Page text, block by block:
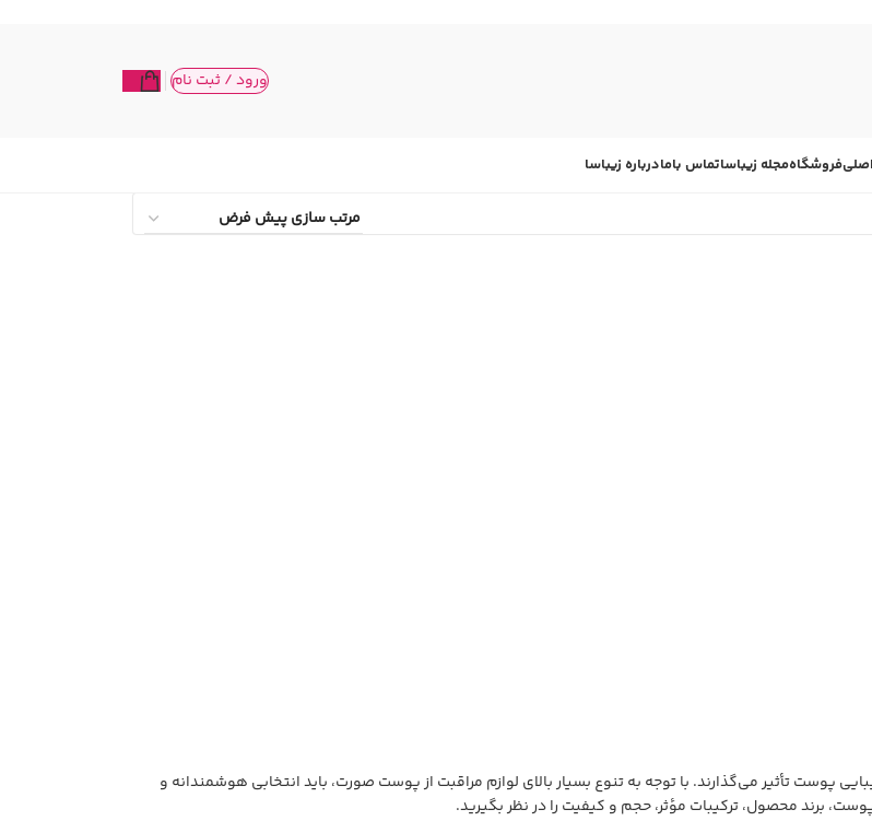
ورود / ثبت نام
فروشگاهمجله زیباساتماس بامادرباره زیباسا
پوست تأثیر می‌گذارند. با توجه به تنوع بسیار بالای لوازم مراقبت از پوست صورت، باید انتخابی هوشمندانه و
برند محصول، ترکیبات مؤثر، حجم و کیفیت را در نظر بگیرید.